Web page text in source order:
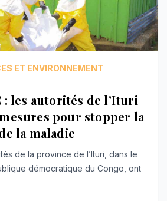
ET ENVIRONNEMENT
: les autorités de l’Ituri
pour stopper la
la maladie
de la province de l’Ituri, dans le
démocratique du Congo, ont